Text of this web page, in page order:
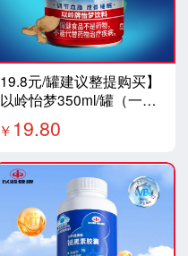
19.8元/罐建议整提购买】
以岭怡梦350ml/罐（一提
12罐）好物推
￥ 19.80